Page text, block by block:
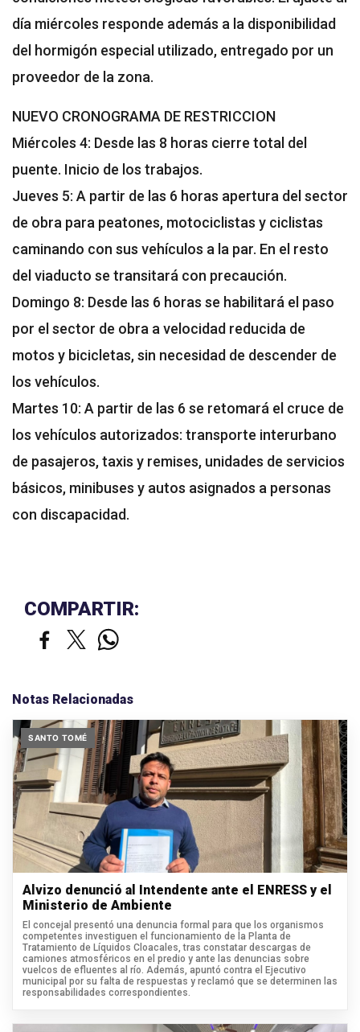
día miércoles responde además a la disponibilidad
del hormigón especial utilizado, entregado por un
proveedor de la zona.
NUEVO CRONOGRAMA DE RESTRICCION
Miércoles 4: Desde las 8 horas cierre total del
puente. Inicio de los trabajos.
Jueves 5: A partir de las 6 horas apertura del sector
de obra para peatones, motociclistas y ciclistas
caminando con sus vehículos a la par. En el resto
del viaducto se transitará con precaución.
Domingo 8: Desde las 6 horas se habilitará el paso
por el sector de obra a velocidad reducida de
motos y bicicletas, sin necesidad de descender de
los vehículos.
Martes 10: A partir de las 6 se retomará el cruce de
los vehículos autorizados: transporte interurbano
de pasajeros, taxis y remises, unidades de servicios
básicos, minibuses y autos asignados a personas
con discapacidad.
COMPARTIR:
Notas Relacionadas
SANTO TOMÉ
Alvizo denunció al Intendente ante el ENRESS y el
Ministerio de Ambiente
El concejal presentó una denuncia formal para que los organismos
competentes investiguen el funcionamiento de la Planta de
Tratamiento de Líquidos Cloacales, tras constatar descargas de
camiones atmosféricos en el predio y ante las denuncias sobre
vuelcos de efluentes al río. Además, apuntó contra el Ejecutivo
municipal por su falta de respuestas y reclamó que se determinen las
responsabilidades correspondientes.